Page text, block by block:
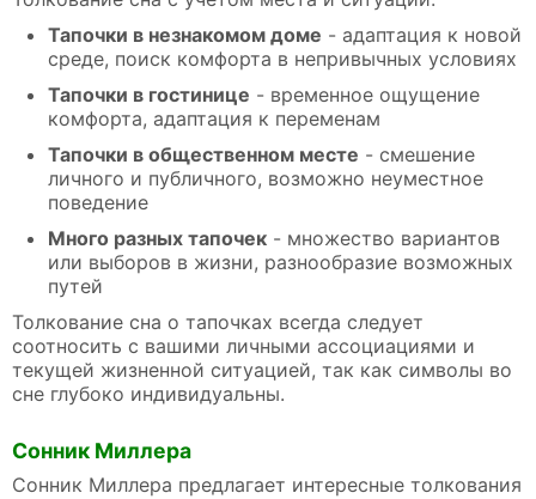
Тапочки в незнакомом доме - адаптация к новой
среде, поиск комфорта в непривычных условиях
Тапочки в гостинице - временное ощущение
комфорта, адаптация к переменам
Тапочки в общественном месте - смешение
личного и публичного, возможно неуместное
поведение
Много разных тапочек - множество вариантов
или выборов в жизни, разнообразие возможных
путей
Толкование сна о тапочках всегда следует
соотносить с вашими личными ассоциациями и
текущей жизненной ситуацией, так как символы во
сне глубоко индивидуальны.
Сонник Миллера
Сонник Миллера предлагает интересные толкования